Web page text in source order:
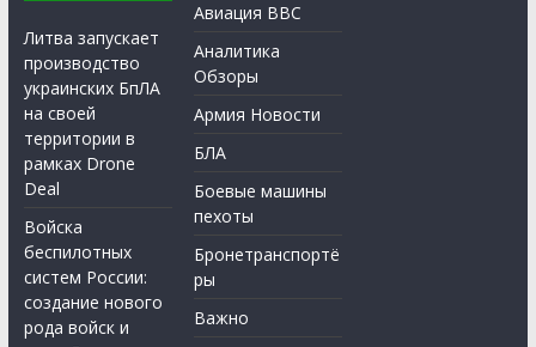
Литва запускает
производство
украинских БпЛА
на своей
территории в
рамках Drone
Deal
Войска
беспилотных
систем России:
создание нового
рода войск и
Авиация ВВС
Аналитика
Обзоры
Армия Новости
БЛА
Боевые машины
пехоты
Бронетранспортё
ры
Важно